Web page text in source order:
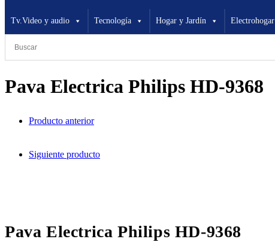
Tv.Video y audio Tecnología Hogar y Jardín Electrohogar
Pava Electrica Philips HD-9368
Producto anterior
Siguiente producto
Pava Electrica Philips HD-9368